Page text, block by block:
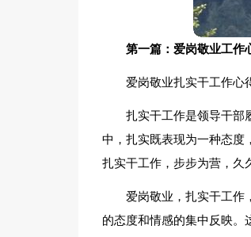
第一篇：爱岗敬业工作
爱岗敬业扎实干工作心
扎实干工作是领导干部
中，扎实既表现为一种态度
扎实干工作，步步为营，久
爱岗敬业，扎实干工作
的态度和情感的集中反映